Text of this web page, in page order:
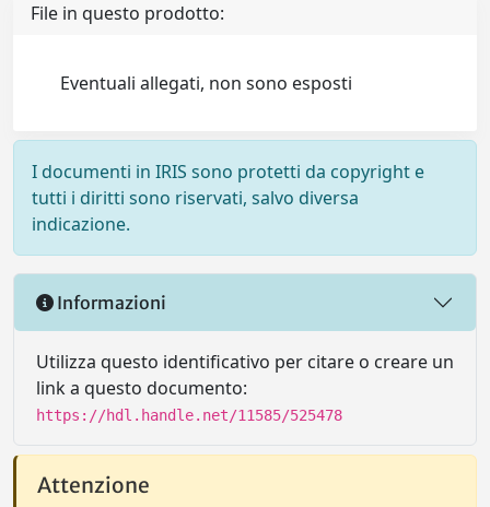
File in questo prodotto:
Eventuali allegati, non sono esposti
I documenti in IRIS sono protetti da copyright e
tutti i diritti sono riservati, salvo diversa
indicazione.
Informazioni
Utilizza questo identificativo per citare o creare un
link a questo documento:
https://hdl.handle.net/11585/525478
Attenzione